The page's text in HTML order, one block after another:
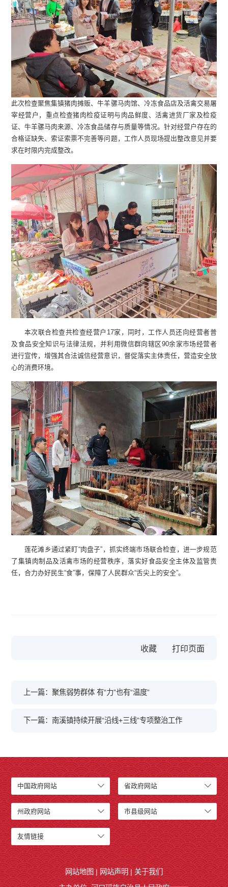
此次检查聚焦集镇猪肉摊贩、牛羊骡马肉馆、冷冻食品店及活禽交易屠
宰经营户，重点检查猪肉检疫证明与肉品鲜度、活禽进货厂家及检疫
证、牛羊骡马肉来源、冷冻食品储存与质量等情况。针对经营户存在的
合格证缺失、索证索票不完善等问题，工作人员现场提出整改意见并要
求在时限内完成整改。
本次联合检查共检查经营户17家，同时，工作人员还向经营者普
及食品安全知识与法律法规，并利用微信群向辖区90余家市场经营者
进行宣传，增强其合法诚信经营意识，督促落实主体责任，营造安全放
心的消费环境。
莲花滩乡通过紧盯“肉盘子”，抓实终端市场联合检查，进一步规范
了集镇肉制品及活禽市场的经营秩序，落实好食品安全主体及监管责
任，合力办好民生“食”事，保障了人民群众“舌尖上的安全”。
收藏
上一篇：聚焦弱势群体 有“力”也有“温度”
下一篇：南溪镇持续开展“沿线+三线”专项整治工作
中国政府网站 省政府网站
州政府网站 市县级网站
友情链接
网站地图 | 网站声明 | 关于我们